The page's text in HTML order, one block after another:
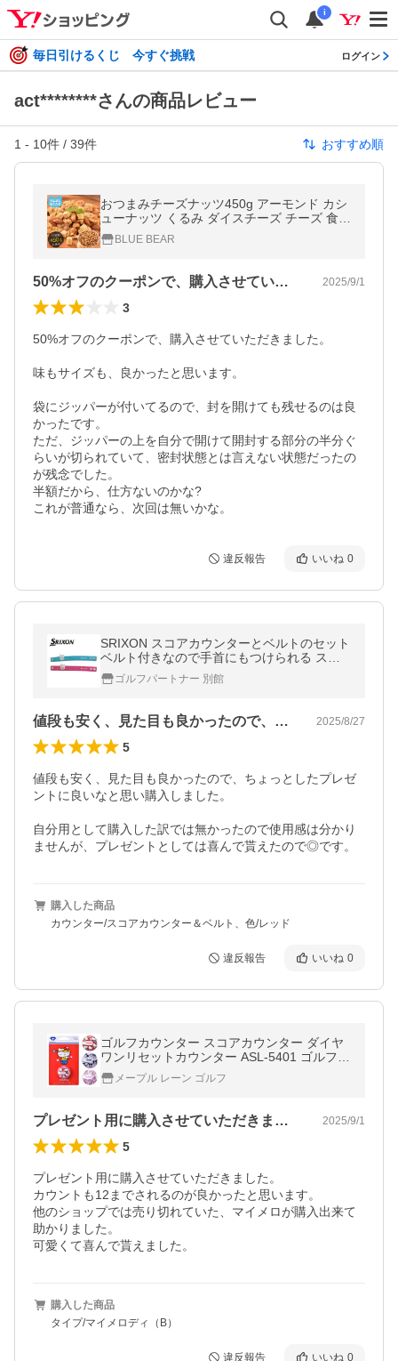
i
毎日引けるくじ 今すぐ挑戦 ログイン
act********さんの商品レビュー
1 - 10件 / 39件 おすすめ順
おつまみチーズナッツ450g アーモンド カシ
ューナッツ くるみ ダイスチーズ チーズ 食塩
不使用 加工オイル不使用 送料無料 お中元 御
中元 爆買
BLUE BEAR
50%オフのクーポンで、購入させていた… 2025/9/1
3
50%オフのクーポンで、購入させていただきました。
味もサイズも、良かったと思います。
袋にジッパーが付いてるので、封を開けても残せるのは良
かったです。
ただ、ジッパーの上を自分で開けて開封する部分の半分ぐ
らいが切られていて、密封状態とは言えない状態だったの
が残念でした。
半額だから、仕方ないのかな?
これが普通なら、次回は無いかな。
違反報告 いいね 0
SRIXON スコアカウンターとベルトのセット
ベルト付きなので手首にもつけられる スリ
クソン アクセサリー
ゴルフパートナー 別館
値段も安く、見た目も良かったので、ちょ… 2025/8/27
5
値段も安く、見た目も良かったので、ちょっとしたプレゼ
ントに良いなと思い購入しました。
自分用として購入した訳では無かったので使用感は分かり
ませんが、プレゼントとしては喜んで貰えたので◎です。
購入した商品
カウンター/スコアカウンター＆ベルト、色/レッド
違反報告 いいね 0
ゴルフカウンター スコアカウンター ダイヤ
ワンリセットカウンター ASL-5401 ゴルフ用
品 (ゆうパケット)(即納)
メープル レーン ゴルフ
プレゼント用に購入させていただきました… 2025/9/1
5
プレゼント用に購入させていただきました。
カウントも12までされるのが良かったと思います。
他のショップでは売り切れていた、マイメロが購入出来て
助かりました。
可愛くて喜んで貰えました。
購入した商品
タイプ/マイメロディ（B）
違反報告 いいね 0